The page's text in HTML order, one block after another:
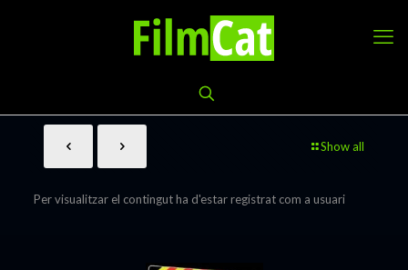
Show all
Per visualitzar el contingut ha d'estar registrat com a usuari